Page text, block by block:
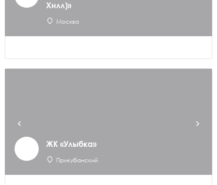
Хилл)»
Москва
ЖК «Улыбка»
Прикубанский